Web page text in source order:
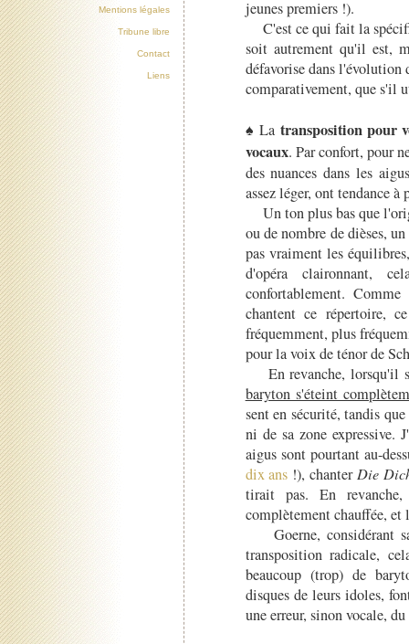
jeunes premiers !).
C'est ce qui fait la
soit autrement qu'il est,
défavorise dans l'évolution
comparativement, que s'il
♠ La transposition pour
vocaux. Par confort, pour
des nuances dans les
assez léger, ont tendance à
Un ton plus bas que
ou de nombre de dièses,
pas vraiment les
d'opéra claironnant,
confortablement.
chantent ce répertoire,
fréquemment, plus
pour la voix de ténor de
En revanche, lorsqu'il
baryton s'éteint
sent en sécurité, tandis
ni de sa zone expressive.
aigus sont pourtant au-
dix ans !), chanter Die
tirait pas. En
complètement chauffée,
Goerne, considérant
transposition radicale,
beaucoup (trop) de
disques de leurs idoles,
une erreur, sinon vocale,
Mentions légales
Tribune libre
Contact
Liens